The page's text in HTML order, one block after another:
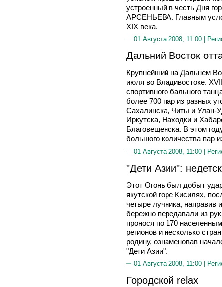
устроенный в честь Дня
АРСЕНЬЕВА. Главным
XIX века.
01 Августа 2008, 11:00 |
Дальний Восток
Крупнейший на Дальнем
июля во Владивостоке.
спортивного бального
более 700 пар из разных
Сахалинска, Читы и Улан-
Иркутска, Находки и
Благовещенска. В этом
большого количества пар
01 Августа 2008, 11:00 |
"Дети Азии":
Этот Огонь был добыт
якутской горе Кисилях,
четыре лучника, направив
бережно передавали из
пронося по 170
регионов и несколько
родину, ознаменовав
"Дети Азии".
01 Августа 2008, 11:00 |
Городской relax